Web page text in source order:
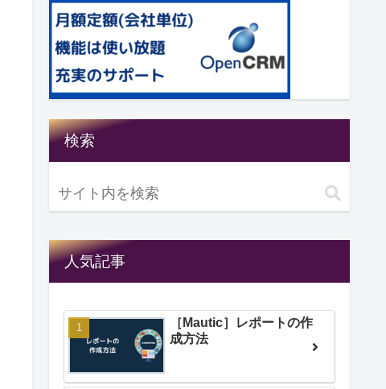
検索
人気記事
［Mautic］レポートの作
成方法